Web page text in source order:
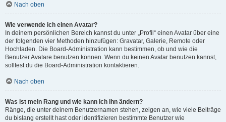
Nach oben
Wie verwende ich einen Avatar?
In deinem persönlichen Bereich kannst du unter „Profil“ einen Avatar über eine
der folgenden vier Methoden hinzufügen: Gravatar, Galerie, Remote oder
Hochladen. Die Board-Administration kann bestimmen, ob und wie die
Benutzer Avatare benutzen können. Wenn du keinen Avatar benutzen kannst,
solltest du die Board-Administration kontaktieren.
Nach oben
Was ist mein Rang und wie kann ich ihn ändern?
Ränge, die unter deinem Benutzernamen stehen, zeigen an, wie viele Beiträge
du bislang erstellt hast oder identifizieren bestimmte Benutzer wie